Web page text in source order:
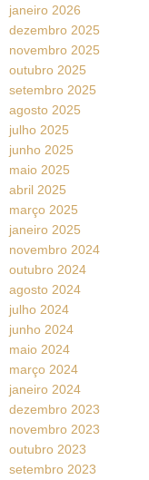
janeiro 2026
dezembro 2025
novembro 2025
outubro 2025
setembro 2025
agosto 2025
julho 2025
junho 2025
maio 2025
abril 2025
março 2025
janeiro 2025
novembro 2024
outubro 2024
agosto 2024
julho 2024
junho 2024
maio 2024
março 2024
janeiro 2024
dezembro 2023
novembro 2023
outubro 2023
setembro 2023